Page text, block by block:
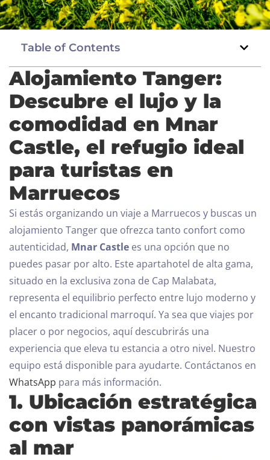
Table of Contents
Alojamiento Tanger:
Descubre el lujo y la
comodidad en Mnar
Castle, el refugio ideal
para turistas en
Marruecos
Si estás organizando un viaje a Marruecos y buscas un
alojamiento Tanger que ofrezca tanto confort como
autenticidad, Mnar Castle es una opción que no
puedes pasar por alto. Este apartahotel de alta gama,
situado en la exclusiva zona de Cap Malabata,
representa el equilibrio perfecto entre lujo moderno y
el encanto tradicional marroquí. Ya sea que viajes por
placer o por negocios, aquí descubrirás una
experiencia que eleva tu estancia a otro nivel. Nuestro
equipo está disponible para ayudarte. Contáctanos en
WhatsApp para más información.
1. Ubicación estratégica
con vistas panorámicas
al mar